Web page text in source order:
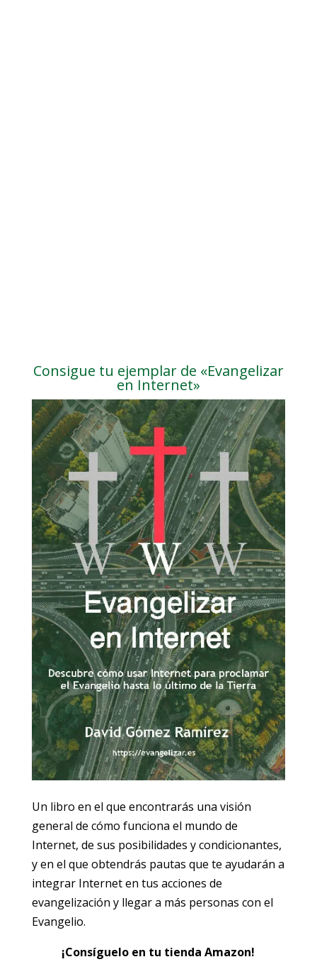
Consigue tu ejemplar de «Evangelizar
en Internet»
Un libro en el que encontrarás una visión
general de cómo funciona el mundo de
Internet, de sus posibilidades y condicionantes,
y en el que obtendrás pautas que te ayudarán a
integrar Internet en tus acciones de
evangelización y llegar a más personas con el
Evangelio.
¡Consíguelo en tu tienda Amazon!